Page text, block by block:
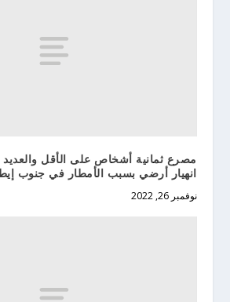
مصرع ثمانية أشخاص على الأقل
انهيار أرضي بسبب الأمطار في جنوب
نوفمبر 26, 2022